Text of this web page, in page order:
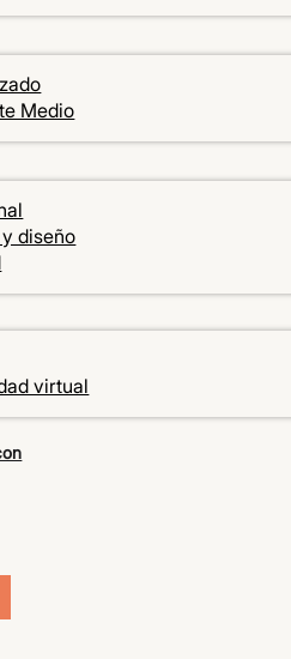
Medio
diseño
virtual